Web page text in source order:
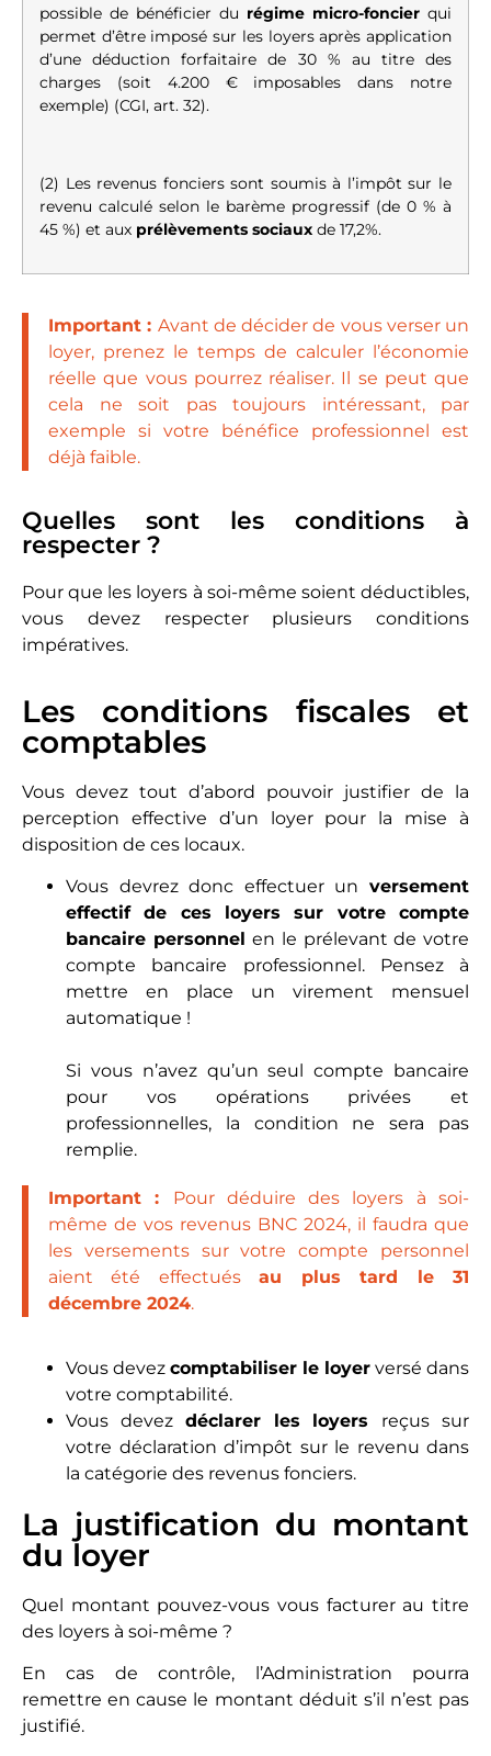
possible de bénéficier du régime micro-foncier qui
permet d’être imposé sur les loyers après application
d’une déduction forfaitaire de 30 % au titre des
charges (soit 4.200 € imposables dans notre
exemple) (CGI, art. 32).
(2) Les revenus fonciers sont soumis à l’impôt sur le
revenu calculé selon le barème progressif (de 0 % à
45 %) et aux prélèvements sociaux de 17,2%.
Important : Avant de décider de vous verser un
loyer, prenez le temps de calculer l’économie
réelle que vous pourrez réaliser. Il se peut que
cela ne soit pas toujours intéressant, par
exemple si votre bénéfice professionnel est
déjà faible.
Quelles sont les conditions à
respecter ?
Pour que les loyers à soi-même soient déductibles,
vous devez respecter plusieurs conditions
impératives.
Les conditions fiscales et
comptables
Vous devez tout d’abord pouvoir justifier de la
perception effective d’un loyer pour la mise à
disposition de ces locaux.
Vous devrez donc effectuer un versement
effectif de ces loyers sur votre compte
bancaire personnelen le prélevant de votre
compte bancaire professionnel. Pensez à
mettre en place un virement mensuel
automatique !
Si vous n’avez qu’un seul compte bancaire
pour vos opérations privées et
professionnelles, la condition ne sera pas
remplie.
Important : Pour déduire des loyers à soi-
même de vos revenus BNC 2024, il faudra que
les versements sur votre compte personnel
aient été effectuésau plus tard le 31
décembre 2024.
Vous devez comptabiliser le loyer versé dans
votre comptabilité.
Vous devez déclarer les loyers reçus sur
votre déclaration d’impôt sur le revenu dans
la catégorie des revenus fonciers.
La justification du montant
du loyer
Quel montant pouvez-vous vous facturer au titre
des loyers à soi-même ?
En cas de contrôle, l’Administration pourra
remettre en cause le montant déduit s’il n’est pas
justifié.